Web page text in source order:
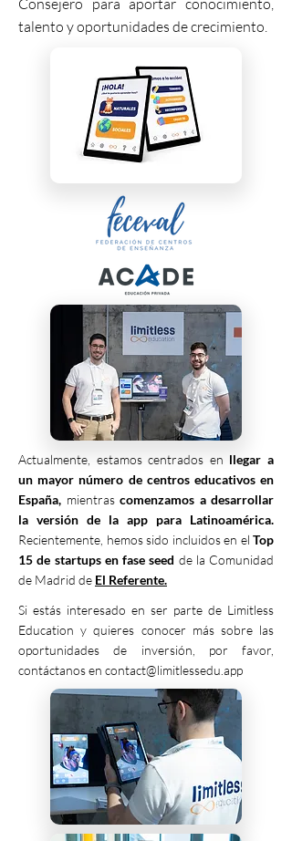
Consejero para aportar conocimiento,
talento y oportunidades de crecimiento.
Actualmente, estamos centrados en llegar a
un mayor número de centros educativos en
España, mientras comenzamos a desarrollar
la versión de la app para Latinoamérica.
Recientemente, hemos sido incluidos en el Top
15 de startups en fase seed de la Comunidad
de Madrid de El Referente.
Si estás interesado en ser parte de Limitless
Education y quieres conocer más sobre las
oportunidades de inversión, por favor,
contáctanos en contact@limitlessedu.app